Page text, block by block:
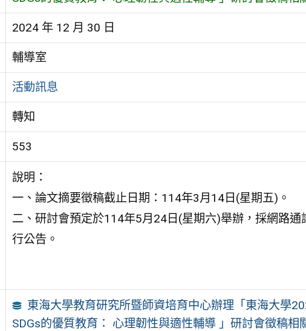
2024 年 12 月 30 日
輔導室
活動訊息
轉知
553
說明：
一、論文摘要徵稿截止日期：114年3月14日(星期五)。
二、研討會預定於114年5月24日(星期六)舉辦，採網路
行公告。
東海大學教育研究所暨師資培育中心辦理「東海大學
SDGs的優質教育： 心理韌性與適性輔導 」研討會徵稿相